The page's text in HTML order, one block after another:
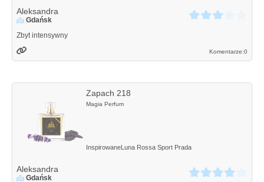
Aleksandra
Gdańsk
Zbyt intensywny
Komentarze:0
Zapach 218
Magia Perfum
InspirowaneLuna Rossa Sport Prada
Aleksandra
Gdańsk